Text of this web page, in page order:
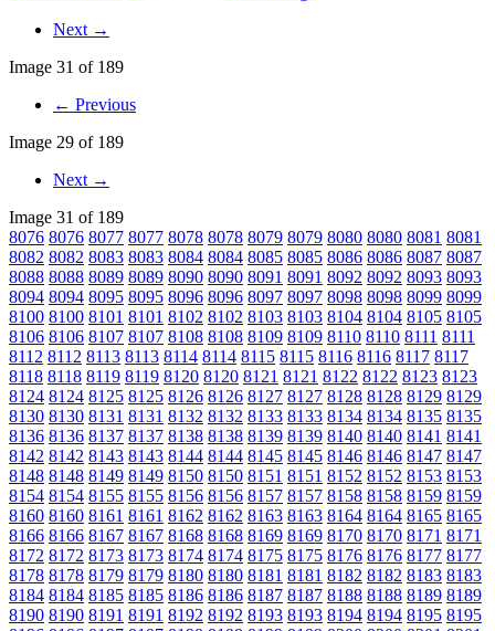
Next →
Image 31 of 189
← Previous
Image 29 of 189
Next →
Image 31 of 189
8076 8076 8077 8077 8078 8078 8079 8079 8080 8080 8081 8081
8082 8082 8083 8083 8084 8084 8085 8085 8086 8086 8087 8087
8088 8088 8089 8089 8090 8090 8091 8091 8092 8092 8093 8093
8094 8094 8095 8095 8096 8096 8097 8097 8098 8098 8099 8099
8100 8100 8101 8101 8102 8102 8103 8103 8104 8104 8105 8105
8106 8106 8107 8107 8108 8108 8109 8109 8110 8110 8111 8111
8112 8112 8113 8113 8114 8114 8115 8115 8116 8116 8117 8117
8118 8118 8119 8119 8120 8120 8121 8121 8122 8122 8123 8123
8124 8124 8125 8125 8126 8126 8127 8127 8128 8128 8129 8129
8130 8130 8131 8131 8132 8132 8133 8133 8134 8134 8135 8135
8136 8136 8137 8137 8138 8138 8139 8139 8140 8140 8141 8141
8142 8142 8143 8143 8144 8144 8145 8145 8146 8146 8147 8147
8148 8148 8149 8149 8150 8150 8151 8151 8152 8152 8153 8153
8154 8154 8155 8155 8156 8156 8157 8157 8158 8158 8159 8159
8160 8160 8161 8161 8162 8162 8163 8163 8164 8164 8165 8165
8166 8166 8167 8167 8168 8168 8169 8169 8170 8170 8171 8171
8172 8172 8173 8173 8174 8174 8175 8175 8176 8176 8177 8177
8178 8178 8179 8179 8180 8180 8181 8181 8182 8182 8183 8183
8184 8184 8185 8185 8186 8186 8187 8187 8188 8188 8189 8189
8190 8190 8191 8191 8192 8192 8193 8193 8194 8194 8195 8195